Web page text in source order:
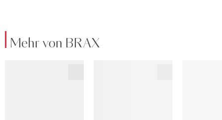
Mehr von BRAX